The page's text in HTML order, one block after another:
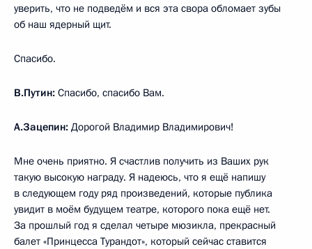
уверить, что не подведём и вся эта свора обломает зубы
об наш ядерный щит.
Спасибо.
В.Путин: Спасибо, спасибо Вам.
А.Зацепин: Дорогой Владимир Владимирович!
Мне очень приятно. Я счастлив получить из Ваших рук
такую высокую награду. Я надеюсь, что я ещё напишу
в следующем году ряд произведений, которые публика
увидит в моём будущем театре, которого пока ещё нет.
За прошлый год я сделал четыре мюзикла, прекрасный
балет «Принцесса Турандот», который сейчас ставится